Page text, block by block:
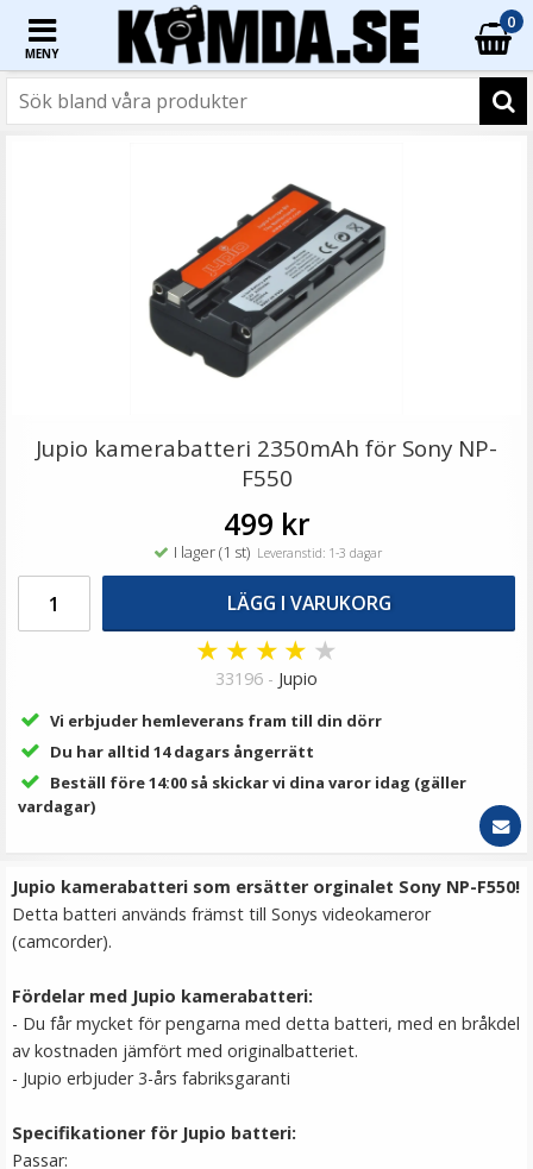
MENY
0
79 kr
LÄGG I VARUKORG
Jupio Laddplatta för Sony NP-FZ100
★★★★
79 kr
LÄGG I VARUKORG
Jupio kamerabatteri 2350mAh för Sony NP-
F550
499 kr
I lager (1 st) Leveranstid: 1-3 dagar
LÄGG I VARUKORG
★ ★ ★ ★ ★
33196 - Jupio
Vi erbjuder hemleverans fram till din dörr
Du har alltid 14 dagars ångerrätt
Beställ före 14:00 så skickar vi dina varor idag (gäller
vardagar)
Jupio kamerabatteri som ersätter orginalet Sony NP-F550!
Detta batteri används främst till Sonys videokameror
(camcorder).
Fördelar med Jupio kamerabatteri:
- Du får mycket för pengarna med detta batteri, med en bråkdel
av kostnaden jämfört med originalbatteriet.
- Jupio erbjuder 3-års fabriksgaranti
Specifikationer för Jupio batteri:
Passar: